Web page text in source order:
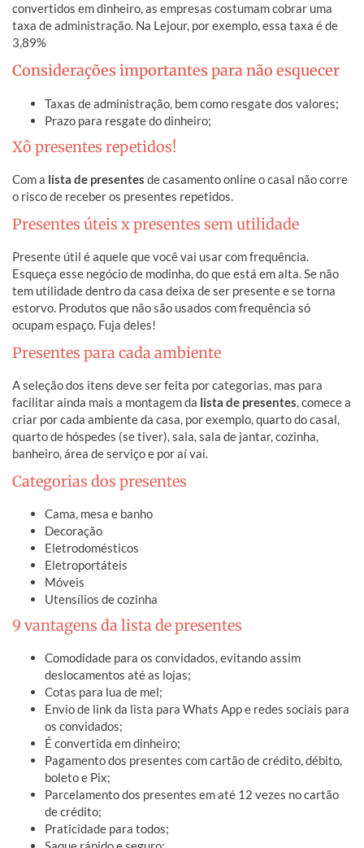
convertidos em dinheiro, as empresas costumam cobrar uma
taxa de administração. Na Lejour, por exemplo, essa taxa é de
3,89%
Considerações importantes para não esquecer
Taxas de administração, bem como resgate dos valores;
Prazo para resgate do dinheiro;
Xô presentes repetidos!
Com a lista de presentes de casamento online o casal não corre
o risco de receber os presentes repetidos.
Presentes úteis x presentes sem utilidade
Presente útil é aquele que você vai usar com frequência.
Esqueça esse negócio de modinha, do que está em alta. Se não
tem utilidade dentro da casa deixa de ser presente e se torna
estorvo. Produtos que não são usados com frequência só
ocupam espaço. Fuja deles!
Presentes para cada ambiente
A seleção dos itens deve ser feita por categorias, mas para
facilitar ainda mais a montagem da lista de presentes, comece a
criar por cada ambiente da casa, por exemplo, quarto do casal,
quarto de hóspedes (se tiver), sala, sala de jantar, cozinha,
banheiro, área de serviço e por aí vai.
Categorias dos presentes
Cama, mesa e banho
Decoração
Eletrodomésticos
Eletroportáteis
Móveis
Utensílios de cozinha
9 vantagens da lista de presentes
Comodidade para os convidados, evitando assim
deslocamentos até as lojas;
Cotas para lua de mel;
Envio de link da lista para Whats App e redes sociais para
os convidados;
É convertida em dinheiro;
Pagamento dos presentes com cartão de crédito, débito,
boleto e Pix;
Parcelamento dos presentes em até 12 vezes no cartão
de crédito;
Praticidade para todos;